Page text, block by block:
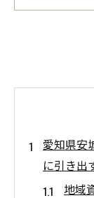
愛知県安
に引き出
地域